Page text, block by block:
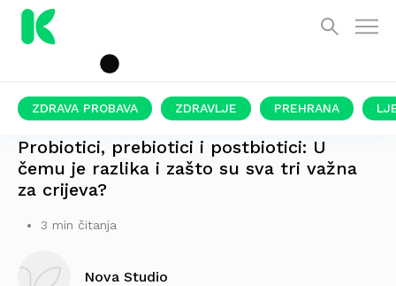
ZDRAVA PROBAVA ZDRAVLJE PREHRANA
Probiotici, prebiotici i postbiotici: U
čemu je razlika i zašto su sva tri važna
za crijeva?
3 min čitanja
Nova Studio